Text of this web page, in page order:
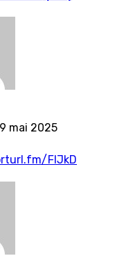
mai 2025
FIJkD